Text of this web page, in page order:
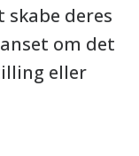
skabe deres
om det
eller